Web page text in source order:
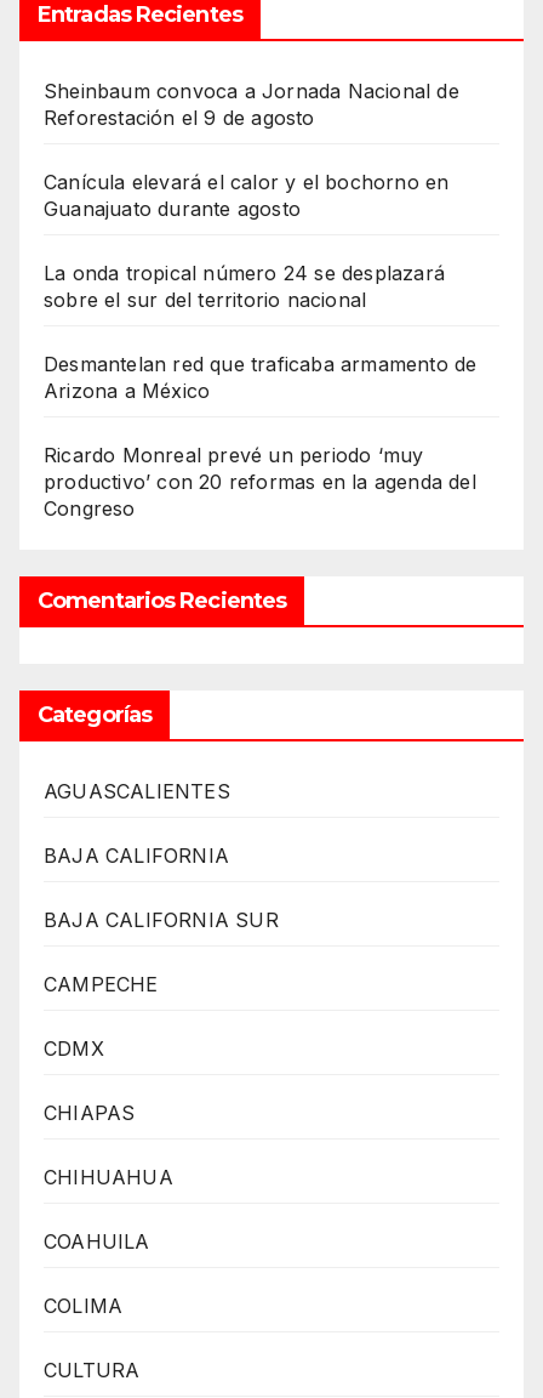
Entradas Recientes
Sheinbaum convoca a Jornada Nacional de
Reforestación el 9 de agosto
Canícula elevará el calor y el bochorno en
Guanajuato durante agosto
La onda tropical número 24 se desplazará
sobre el sur del territorio nacional
Desmantelan red que traficaba armamento de
Arizona a México
Ricardo Monreal prevé un periodo ‘muy
productivo’ con 20 reformas en la agenda del
Congreso
Comentarios Recientes
Categorías
AGUASCALIENTES
BAJA CALIFORNIA
BAJA CALIFORNIA SUR
CAMPECHE
CDMX
CHIAPAS
CHIHUAHUA
COAHUILA
COLIMA
CULTURA